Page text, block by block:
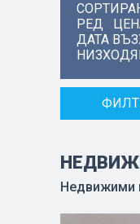
РЕД
ДАТА
Недвижими